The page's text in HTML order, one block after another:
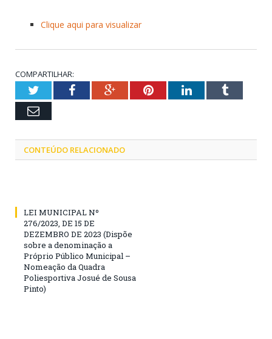
Clique aqui para visualizar
COMPARTILHAR:
TwitterFacebookGoogle+PinterestLinkedInTumblr
Email
CONTEÚDO RELACIONADO
LEI MUNICIPAL Nº
276/2023, DE 15 DE
DEZEMBRO DE 2023 (Dispõe
sobre a denominação a
Próprio Público Municipal –
Nomeação da Quadra
Poliesportiva Josué de Sousa
Pinto)